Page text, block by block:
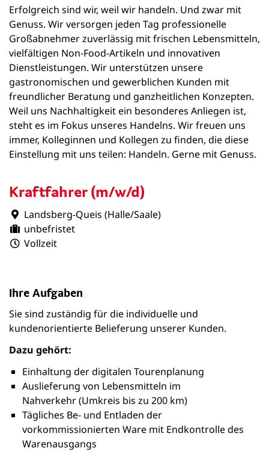
Kraftfahrer (m/w/d)
Landsberg-Queis (Halle/Saale)
unbefristet
Vollzeit
Erfolgreich sind wir, weil wir handeln. Und zwar mit
Genuss. Wir versorgen jeden Tag professionelle
Großabnehmer zuverlässig mit frischen Lebensmitteln,
vielfältigen Non-Food-Artikeln und innovativen
Dienstleistungen. Wir unterstützen unsere
gastronomischen und gewerblichen Kunden mit
freundlicher Beratung und ganzheitlichen Konzepten.
Weil uns Nachhaltigkeit ein besonderes Anliegen ist,
steht es im Fokus unseres Handelns. Wir freuen uns
immer, Kolleginnen und Kollegen zu finden, die diese
Einstellung mit uns teilen: Handeln. Gerne mit Genuss.
Ihre Aufgaben
Sie sind zuständig für die individuelle und
kundenorientierte Belieferung unserer Kunden.
Dazu gehört:
Einhaltung der digitalen Tourenplanung
Auslieferung von Lebensmitteln im
Nahverkehr (Umkreis bis zu 200 km)
Tägliches Be- und Entladen der
vorkommissionierten Ware mit Endkontrolle des
Warenausgangs